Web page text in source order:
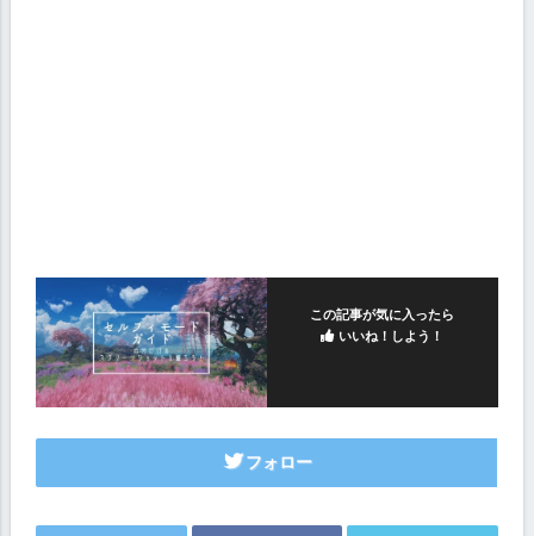
この記事が気に入ったら
いいね！しよう！
フォロー